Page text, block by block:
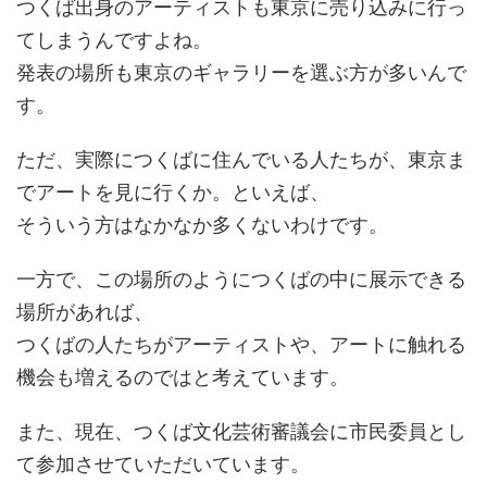
つくば出身のアーティストも東京に売り込みに行っ
てしまうんですよね。
発表の場所も東京のギャラリーを選ぶ方が多いんで
す。
ただ、実際につくばに住んでいる人たちが、東京ま
でアートを見に行くか。といえば、
そういう方はなかなか多くないわけです。
一方で、この場所のようにつくばの中に展示できる
場所があれば、
つくばの人たちがアーティストや、アートに触れる
機会も増えるのではと考えています。
また、現在、つくば文化芸術審議会に市民委員とし
て参加させていただいています。